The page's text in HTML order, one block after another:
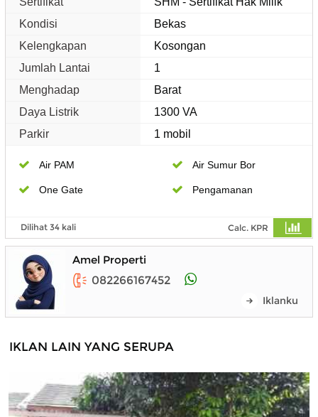
Kondisi
Bekas
Kelengkapan
Kosongan
Jumlah Lantai
1
Menghadap
Barat
Daya Listrik
1300 VA
Parkir
1 mobil
Air PAM Air Sumur Bor
One Gate Pengamanan
Dilihat 34 kali Calc. KPR
Amel Properti
082266167452
Iklanku
IKLAN LAIN YANG SERUPA